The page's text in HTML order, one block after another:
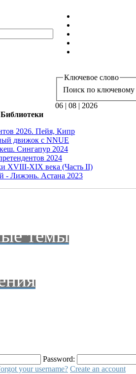
Ключевое слово
Поиск по ключевому
06 | 08 | 2026
2026. Пейя, Кипр
движок с NNUE
Сингапур 2024
2024
XVIII-XIX века (Часть II)
- Лижэнь. Астана 2023
темы
Password:
your username? Create an account